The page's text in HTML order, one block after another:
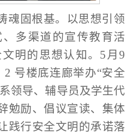
魂固根基。以思想引领
多渠道的宣传教育活
明的思想认知。5月9
号楼底连廊举办“安全
领导、辅导员及学生代
勉励、倡议宣读、集体
践行安全文明的承诺落